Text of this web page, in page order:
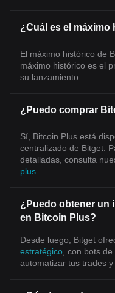
¿Cuál es el
El máximo histórico de
máximo histórico es el
su lanzamiento.
¿Puedo comprar
Sí, Bitcoin Plus está
centralizado de Bitget.
detalladas, consulta
plus
¿Puedo obtener un
en Bitcoin Plus?
Desde luego, Bitget
estratégico , con bots
automatizar tus trades